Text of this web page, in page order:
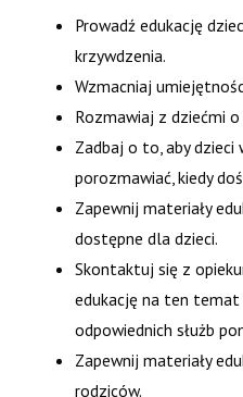
Prowadź edukację
krzywdzenia.
Wzmacniaj
Rozmawiaj z dziećmi
Zadbaj o to, aby dzieci
porozmawiać, kiedy
Zapewnij materiały
dostępne dla dzieci.
Skontaktuj się z
edukację na ten temat
odpowiednich służb
Zapewnij materiały
rodziców.
the views only of the author,
held responsible for any use
information contained therein.